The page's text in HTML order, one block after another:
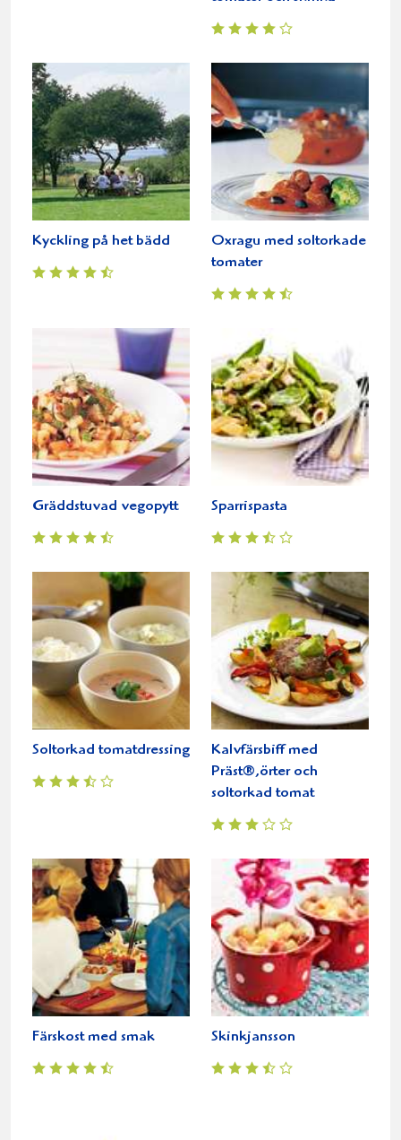
Kyckling på het bädd
Oxragu med soltorkade
tomater
Gräddstuvad vegopytt Sparrispasta
Soltorkad tomatdressing
Kalvfärsbiff med
Präst®,örter och
soltorkad tomat
Färskost med smak Skinkjansson